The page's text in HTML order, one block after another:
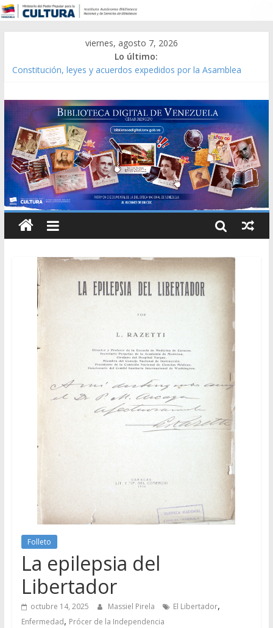
viernes, agosto 7, 2026
Lo último:
Constitución, leyes y acuerdos expedidos por la Asamblea
Modesta Bor Sánchez [material gráfico]
Gaceta Oficial de la República de Venezuela año CXXXIII Mes V,
Caracas 09 de marzo de 2006 N° 38.394
Catálogo temático de obras de Modesta Bor
Folleto
La epilepsia del
Libertador
octubre 14, 2025 Massiel Pirela El Libertador,
Enfermedad, Prócer de la Independencia